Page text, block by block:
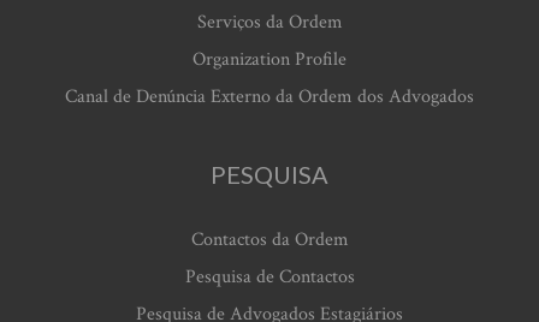
Serviços da Ordem
Organization Profile
Canal de Denúncia Externo da Ordem dos Advogados
PESQUISA
Contactos da Ordem
Pesquisa de Contactos
Pesquisa de Advogados Estagiários